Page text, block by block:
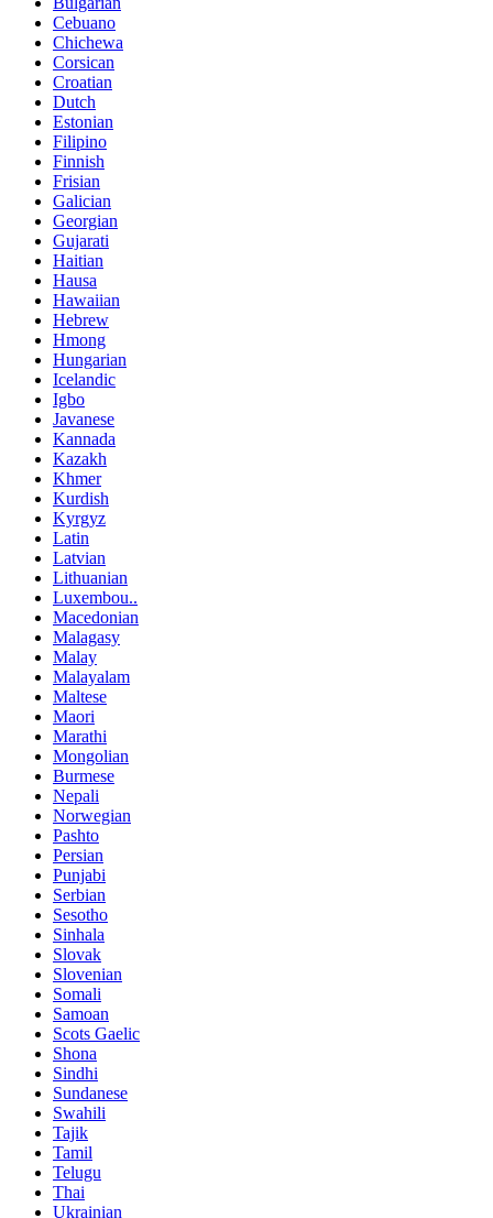
Cebuano
Chichewa
Corsican
Croatian
Dutch
Estonian
Filipino
Finnish
Frisian
Galician
Georgian
Gujarati
Haitian
Hausa
Hawaiian
Hebrew
Hmong
Hungarian
Icelandic
Igbo
Javanese
Kannada
Kazakh
Khmer
Kurdish
Kyrgyz
Latin
Latvian
Lithuanian
Luxembou..
Macedonian
Malagasy
Malay
Malayalam
Maltese
Maori
Marathi
Mongolian
Burmese
Nepali
Norwegian
Pashto
Persian
Punjabi
Serbian
Sesotho
Sinhala
Slovak
Slovenian
Somali
Samoan
Scots Gaelic
Shona
Sindhi
Sundanese
Swahili
Tajik
Tamil
Telugu
Thai
Ukrainian